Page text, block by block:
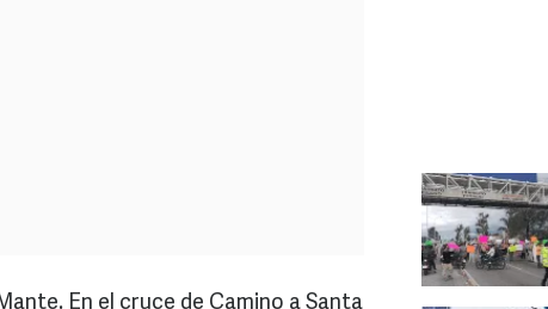
En el cruce de Camino a Santa